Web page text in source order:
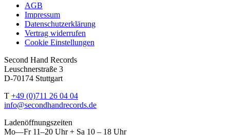
AGB
Impressum
Datenschutzerklärung
Vertrag widerrufen
Cookie Einstellungen
Second Hand Records
Leuschnerstraße 3
D-70174 Stuttgart
T +49 (0)711 26 04 04
info@secondhandrecords.de
Ladenöffnungszeiten
Mo—Fr 11–20 Uhr + Sa 10 – 18 Uhr